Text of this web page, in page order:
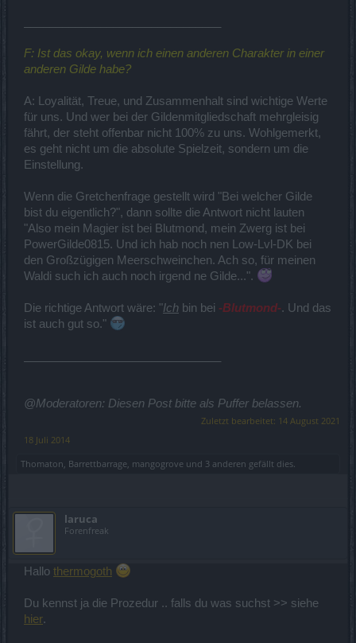
F: Ist das okay, wenn ich einen anderen Charakter in einer
anderen Gilde habe?
A: Loyalität, Treue, und Zusammenhalt sind wichtige Werte
für uns. Und wer bei der Gildenmitgliedschaft mehrgleisig
fährt, der steht offenbar nicht 100% zu uns. Wohlgemerkt,
es geht nicht um die absolute Spielzeit, sondern um die
Einstellung.
Wenn die Gretchenfrage gestellt wird "Bei welcher Gilde
bist du eigentlich?", dann sollte die Antwort nicht lauten
"Also mein Magier ist bei Blutmond, mein Zwerg ist bei
PowerGilde0815. Und ich hab noch nen Low-Lvl-DK bei
den Großzügigen Meerschweinchen. Ach so, für meinen
Waldi such ich auch noch irgend ne Gilde...".
Die richtige Antwort wäre: "Ich bin bei -Blutmond-. Und das
ist auch gut so."
@Moderatoren: Diesen Post bitte als Puffer belassen.
Zuletzt bearbeitet: 14 August 2021
18 Juli 2014
Thomaton Barrettbarrage mangogrove und 3 anderen gefällt dies.
laruca
Forenfreak
Hallo thermogoth
Du kennst ja die Prozedur .. falls du was suchst >> siehe
hier.